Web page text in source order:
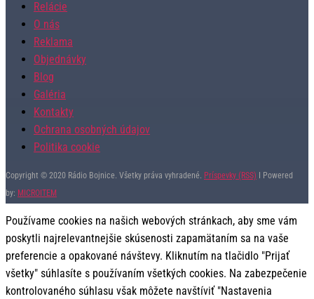
Relácie
O nás
Reklama
Objednávky
Blog
Galéria
Kontakty
Ochrana osobných údajov
Politika cookie
Copyright © 2020 Rádio Bojnice. Všetky práva vyhradené. Príspevky (RSS) I Powered
by: MICROITEM
Používame cookies na našich webových stránkach, aby sme vám
poskytli najrelevantnejšie skúsenosti zapamätaním sa na vaše
preferencie a opakované návštevy. Kliknutím na tlačidlo "Prijať
všetky" súhlasíte s používaním všetkých cookies. Na zabezpečenie
kontrolovaného súhlasu však môžete navštíviť "Nastavenia